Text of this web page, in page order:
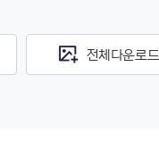
전체다운로드